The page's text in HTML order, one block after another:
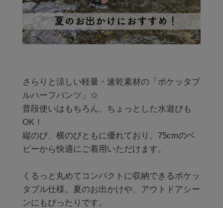
さらりと涼しい軽量・速乾素材の「ポケッタブ
ルハーフパンツ」☆
普段使いはもちろん、ちょっとした水遊びも
OK！
縦のび、横のびともに優れており、75cmのベ
ビーから快適にご着用いただけます。
くるっと丸めてコンパクトに収納できるポケッ
タブル仕様。夏のお出かけや、アウトドアシー
ンにもぴったりです。